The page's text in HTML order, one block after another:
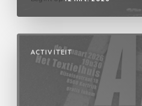
ACTIVITEIT